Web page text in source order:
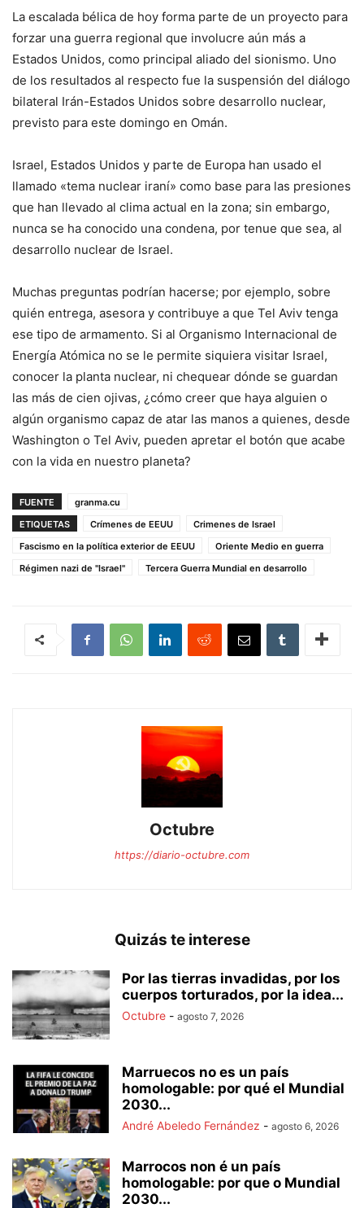
La escalada bélica de hoy forma parte de un proyecto para
forzar una guerra regional que involucre aún más a
Estados Unidos, como principal aliado del sionismo. Uno
de los resultados al respecto fue la suspensión del diálogo
bilateral Irán-Estados Unidos sobre desarrollo nuclear,
previsto para este domingo en Omán.
Israel, Estados Unidos y parte de Europa han usado el
llamado «tema nuclear iraní» como base para las presiones
que han llevado al clima actual en la zona; sin embargo,
nunca se ha conocido una condena, por tenue que sea, al
desarrollo nuclear de Israel.
Muchas preguntas podrían hacerse; por ejemplo, sobre
quién entrega, asesora y contribuye a que Tel Aviv tenga
ese tipo de armamento. Si al Organismo Internacional de
Energía Atómica no se le permite siquiera visitar Israel,
conocer la planta nuclear, ni chequear dónde se guardan
las más de cien ojivas, ¿cómo creer que haya alguien o
algún organismo capaz de atar las manos a quienes, desde
Washington o Tel Aviv, pueden apretar el botón que acabe
con la vida en nuestro planeta?
FUENTE
granma.cu
ETIQUETAS
Crímenes de EEUU
Crimenes de Israel
Fascismo en la política exterior de EEUU
Oriente Medio en guerra
Régimen nazi de "Israel"
Tercera Guerra Mundial en desarrollo
Octubre
https://diario-octubre.com
Quizás te interese
Por las tierras invadidas, por los
cuerpos torturados, por la idea...
Octubre - agosto 7, 2026
Marruecos no es un país
homologable: por qué el Mundial
2030...
André Abeledo Fernández - agosto 6, 2026
Marrocos non é un país
homologable: por que o Mundial
2030...